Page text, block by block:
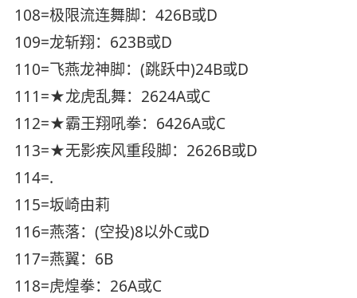
108=极限流连舞脚：426B或D
109=龙斩翔：623B或D
110=飞燕龙神脚：(跳跃中)24B或D
111=★龙虎乱舞：2624A或C
112=★霸王翔吼拳：6426A或C
113=★无影疾风重段脚：2626B或D
114=.
115=坂崎由莉
116=燕落：(空投)8以外C或D
117=燕翼：6B
118=虎煌拳：26A或C